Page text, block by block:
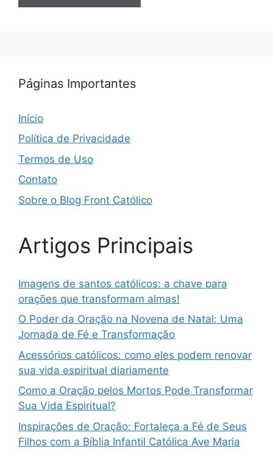
Páginas Importantes
Início
Política de Privacidade
Termos de Uso
Contato
Sobre o Blog Front Católico
Artigos Principais
Imagens de santos católicos: a chave para
orações que transformam almas!
O Poder da Oração na Novena de Natal: Uma
Jornada de Fé e Transformação
Acessórios católicos: como eles podem renovar
sua vida espiritual diariamente
Como a Oração pelos Mortos Pode Transformar
Sua Vida Espiritual?
Inspirações de Oração: Fortaleça a Fé de Seus
Filhos com a Bíblia Infantil Católica Ave Maria